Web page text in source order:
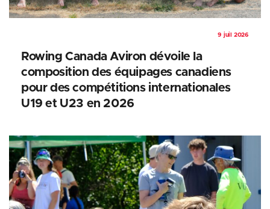
9 juil 2026
Rowing Canada Aviron dévoile la
composition des équipages canadiens
pour des compétitions internationales
U19 et U23 en 2026